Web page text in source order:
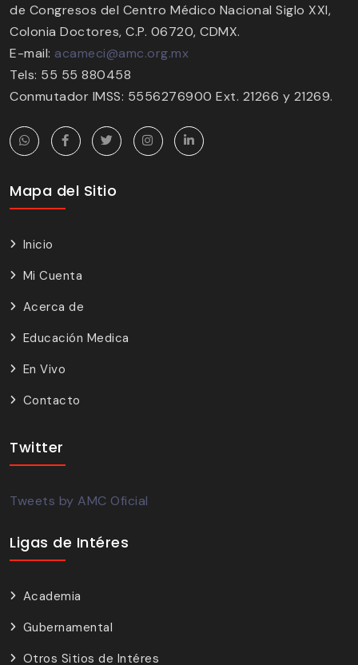
de Congresos del Centro Médico Nacional Siglo XXI,
Colonia Doctores, C.P. 06720, CDMX.
E-mail: acameci@amc.org.mx
Tels: 55 55 880458
Conmutador IMSS: 5556276900 Ext. 21266 y 21269.
Mapa del Sitio
Inicio
Mi Cuenta
Acerca de
Educación Medica
En Vivo
Contacto
Twitter
Tweets by AMC Oficial
Ligas de Intéres
Academia
Gubernamental
Otros Sitios de Intéres